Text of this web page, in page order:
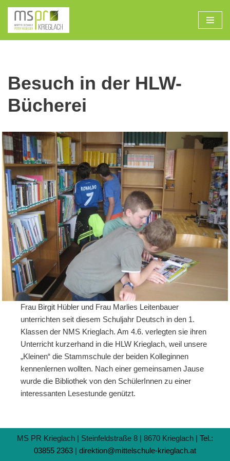
Zum
Inhalt
Besuch in der HLW-
Bücherei
Frau Birgit Hübler und Frau Marlies Leitenbauer
unterrichten seit diesem Schuljahr Deutsch in den 1.
Klassen der NMS Krieglach. Am 4.6. verlegten sie ihren
Unterricht kurzerhand in die HLW Krieglach, weil unsere
„Kleinen“ die Stammschule der beiden Kolleginnen
kennenlernen wollten. Nach einer gemeinsamen Jause
wurde die Bibliothek von den SchülerInnen zu einer
interessanten Lesestunde genützt.
MS PR Krieglach | Steinfeldstraße 8 | 8670 Krieglach | Tel.:
03855 2363 | direktion@mittelschule-krieglach.at